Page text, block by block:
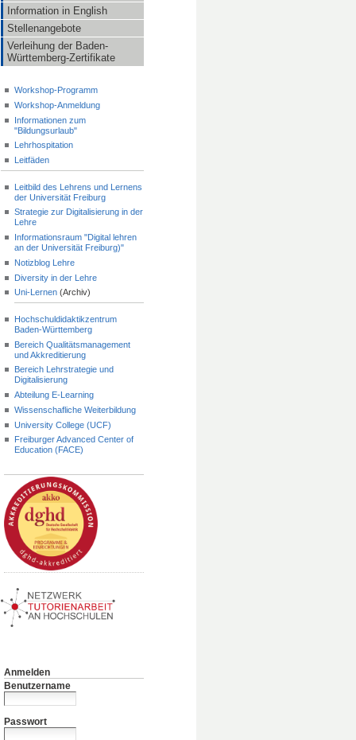
Information in English
Stellenangebote
Verleihung der Baden-
Württemberg-Zertifikate
Workshop-Programm
Workshop-Anmeldung
Informationen zum
"Bildungsurlaub"
Lehrhospitation
Leitfäden
Leitbild des Lehrens und Lernens
der Universität Freiburg
Strategie zur Digitalisierung in der
Lehre
Informationsraum "Digital lehren
an der Universität Freiburg)"
Notizblog Lehre
Diversity in der Lehre
Uni-Lernen(Archiv)
Hochschuldidaktikzentrum
Baden-Württemberg
Bereich Qualitätsmanagement
und Akkreditierung
Bereich Lehrstrategie und
Digitalisierung
Abteilung E-Learning
Wissenschafliche Weiterbildung
University College (UCF)
Freiburger Advanced Center of
Education (FACE)
Anmelden
Benutzername
Passwort